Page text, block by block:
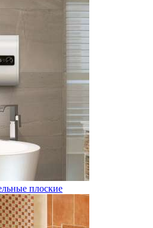
плоские